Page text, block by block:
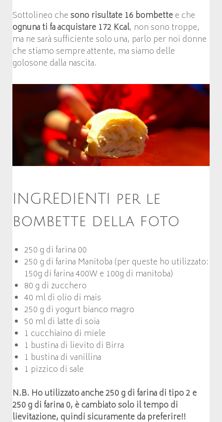
Sottolineo chesono risultate 16 bombettee che
ognuna ti fa acquistare 172 Kcal, non sono troppe,
ma ne sarà sufficiente solo una, parlo per noi donne
che stiamo sempre attente, ma siamo delle
golosone dalla nascita.
INGREDIENTI per le
bombette della foto
250 g di farina 00
250 g di farina Manitoba (per queste ho utilizzato:
150g di farina 400W e 100g di manitoba)
80 g di zucchero
40 ml di olio di mais
250 g di yogurt bianco magro
50 ml di latte di soia
1 cucchiaino di miele
1 bustina di lievito di Birra
1 bustina di vanillina
1 pizzico di sale
N.B. Ho utilizzato anche 250 g di farina di tipo 2 e
250 g di farina 0, è cambiato solo il tempo di
lievitazione, quindi sicuramente da preferire!!